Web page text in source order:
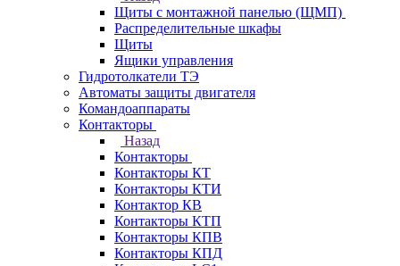
Щиты с монтажной панелью (ЩМП)
Распределительные шкафы
Щиты
Ящики управления
Гидротолкатели ТЭ
Автоматы защиты двигателя
Командоаппараты
Контакторы
Назад
Контакторы
Контакторы КТ
Контакторы КТИ
Контактор КВ
Контакторы КТП
Контакторы КПВ
Контакторы КПД